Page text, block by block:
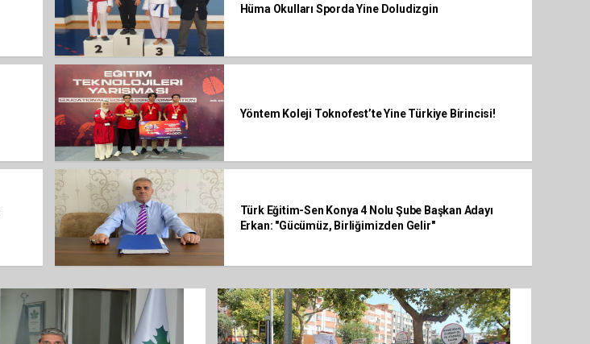
Hüma Okulları Sporda Yine Doludizgin
Yöntem Koleji Toknofest’te Yine Türkiye Birincisi!
​Türk Eğitim-Sen Konya 4 Nolu Şube Başkan Adayı
Erkan: "Gücümüz, Birliğimizden Gelir"